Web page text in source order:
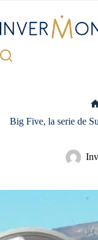
contenido
Big Five, la serie de